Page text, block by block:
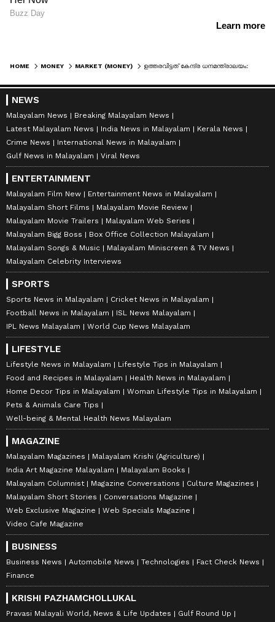
HOME MONEY MARKET (MONEY)
NEWS
Malayalam News
Breaking Malayalam News
Latest Malayalam News
India News in Malayalam
Kerala News
Crime News
International News in Malayalam
Gulf News in Malayalam
Viral News
ENTERTAINMENT
Malayalam Film New
Entertainment News in Malayalam
Malayalam Short Films
Malayalam Movie Review
Malayalam Movie Trailers
Malayalam Web Series
Malayalam Bigg Boss
Box Office Collection Malayalam
Malayalam Songs & Music
Malayalam Miniscreen & TV News
Malayalam Celebrity Interviews
SPORTS
Sports News in Malayalam
Cricket News in Malayalam
Football News in Malayalam
ISL News Malayalam
IPL News Malayalam
World Cup News Malayalam
LIFESTYLE
Lifestyle News in Malayalam
Lifestyle Tips in Malayalam
Food and Recipes in Malayalam
Health News in Malayalam
Home Decor Tips in Malayalam
Woman Lifestyle Tips in Malayalam
Pets & Animals Care Tips
Well-being & Mental Health News Malayalam
MAGAZINE
Malayalam Magazines
Malayalam Krishi (Agriculture)
India Art Magazine Malayalam
Malayalam Books
Malayalam Columnist
Magazine Conversations
Culture Magazines
Malayalam Short Stories
Conversations Magazine
Web Exclusive Magazine
Web Specials Magazine
Video Cafe Magazine
BUSINESS
Business News Automobile News Technologies
Fact Check News
Finance
KRISHI PAZHAMCHOLLUKAL
Pravasi Malayali World, News & Life Updates Gulf Round Up